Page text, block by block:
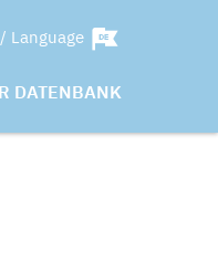
Language
DATENBANK